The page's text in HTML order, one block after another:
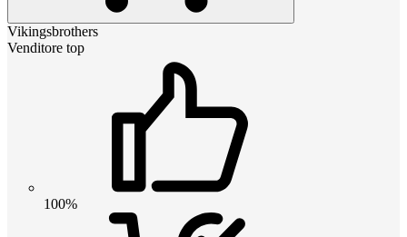
Vikingsbrothers
Venditore top
100%